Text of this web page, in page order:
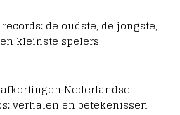
records: de oudste, de jongste,
kleinste spelers
Nederlandse
verhalen en betekenissen